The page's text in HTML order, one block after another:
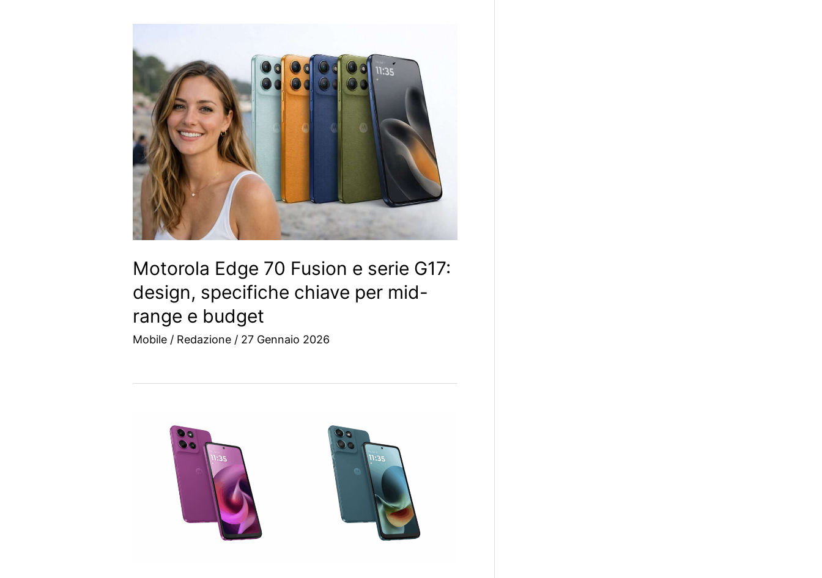
Motorola Edge 70 Fusion e serie G17:
design, specifiche chiave per mid-
range e budget
Mobile / Redazione / 27 Gennaio 2026